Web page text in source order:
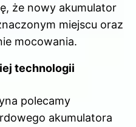
że nowy akumulator
miejscu oraz
mocowania.
technologii
polecamy
akumulatora